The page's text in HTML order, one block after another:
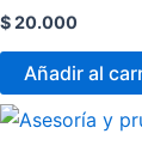
$20.000
Añadir al